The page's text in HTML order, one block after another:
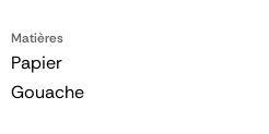
Matières
Papier
Gouache